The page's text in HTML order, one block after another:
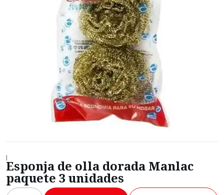
|
Esponja de olla dorada Manlac
paquete 3 unidades